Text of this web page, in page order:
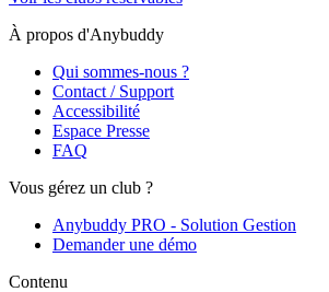
À propos d'Anybuddy
Qui sommes-nous ?
Contact / Support
Accessibilité
Espace Presse
FAQ
Vous gérez un club ?
Anybuddy PRO - Solution Gestion
Demander une démo
Contenu